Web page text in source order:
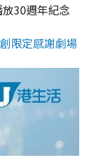
30週年紀念
限定感謝劇場